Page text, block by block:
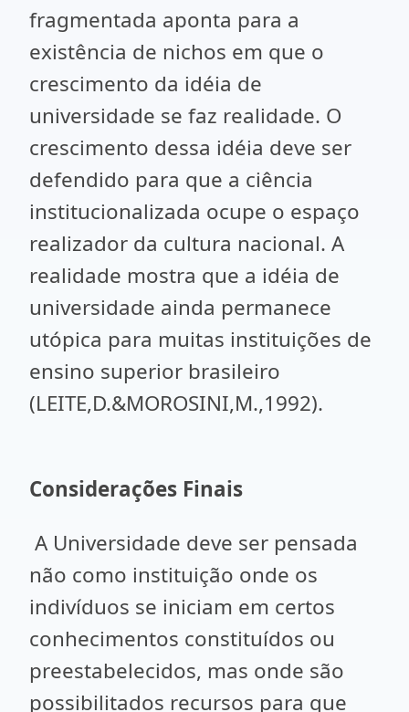
fragmentada aponta para a
existência de nichos em que o
crescimento da idéia de
universidade se faz realidade. O
crescimento dessa idéia deve ser
defendido para que a ciência
institucionalizada ocupe o espaço
realizador da cultura nacional. A
realidade mostra que a idéia de
universidade ainda permanece
utópica para muitas instituições de
ensino superior brasileiro
(LEITE,D.&MOROSINI,M.,1992).
Considerações Finais
A Universidade deve ser pensada
não como instituição onde os
indivíduos se iniciam em certos
conhecimentos constituídos ou
preestabelecidos, mas onde são
possibilitados recursos para que